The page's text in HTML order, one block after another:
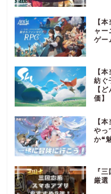
【
ャー
ゲー
【
紡ぐ
【
価】
【
やっ
か❝
『
厳選